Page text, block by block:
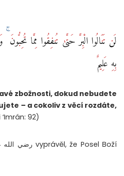
لَن تَنَالُوا الْبِرَّ حَتَّىٰ تُنفِقُوا مِمَّا
بِهِ عَلِيمٌ
zbožnosti, dokud nebudete
– a cokoliv z věcí rozdáte,
‘Imrán: 92)